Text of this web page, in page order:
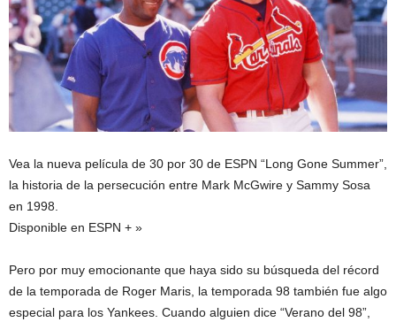
Vea la nueva película de 30 por 30 de ESPN “Long Gone Summer”,
la historia de la persecución entre Mark McGwire y Sammy Sosa
en 1998.
Disponible en ESPN + »
Pero por muy emocionante que haya sido su búsqueda del récord
de la temporada de Roger Maris, la temporada 98 también fue algo
especial para los Yankees. Cuando alguien dice “Verano del 98”,